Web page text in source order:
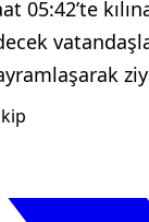
05:42’te